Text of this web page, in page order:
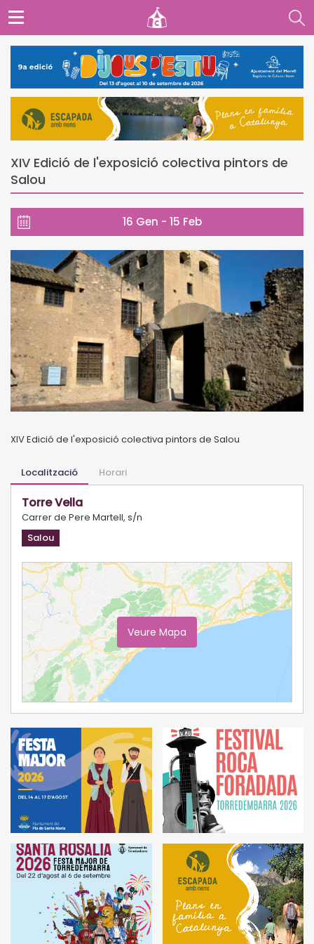
XIV Edició de l'exposició colectiva pintors de
Salou
16 Gen - 15 Feb
XIV Edició de l'exposició colectiva pintors de Salou
Localització Horari
Torre Vella
Carrer de Pere Martell, s/n
Salou
Veure Mapa